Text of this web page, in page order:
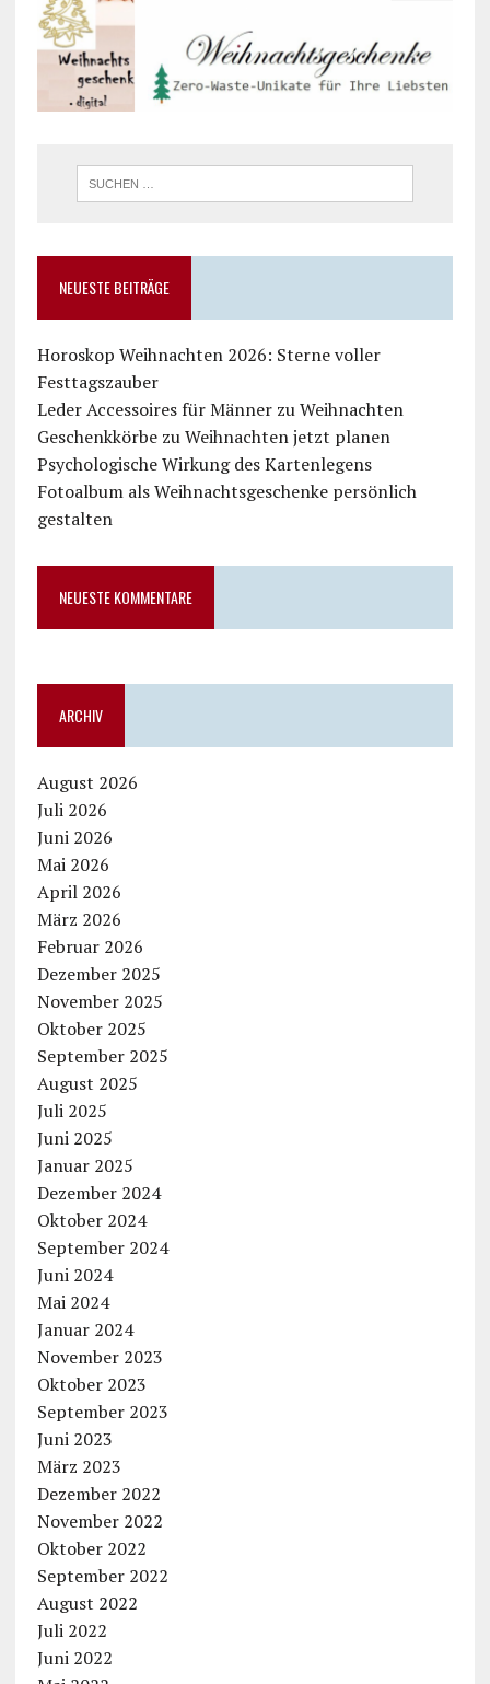
NEUESTE BEITRÄGE
Horoskop Weihnachten 2026: Sterne voller
Festtagszauber
Leder Accessoires für Männer zu Weihnachten
Geschenkkörbe zu Weihnachten jetzt planen
Psychologische Wirkung des Kartenlegens
Fotoalbum als Weihnachtsgeschenke persönlich
gestalten
NEUESTE KOMMENTARE
ARCHIV
August 2026
Juli 2026
Juni 2026
Mai 2026
April 2026
März 2026
Februar 2026
Dezember 2025
November 2025
Oktober 2025
September 2025
August 2025
Juli 2025
Juni 2025
Januar 2025
Dezember 2024
Oktober 2024
September 2024
Juni 2024
Mai 2024
Januar 2024
November 2023
Oktober 2023
September 2023
Juni 2023
März 2023
Dezember 2022
November 2022
Oktober 2022
September 2022
August 2022
Juli 2022
Juni 2022